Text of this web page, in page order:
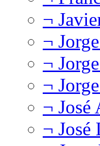
¬
¬
¬
¬
¬ José
¬ José